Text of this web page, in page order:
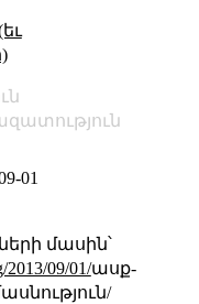
01
մասին՝
2013/09/01/ասք-